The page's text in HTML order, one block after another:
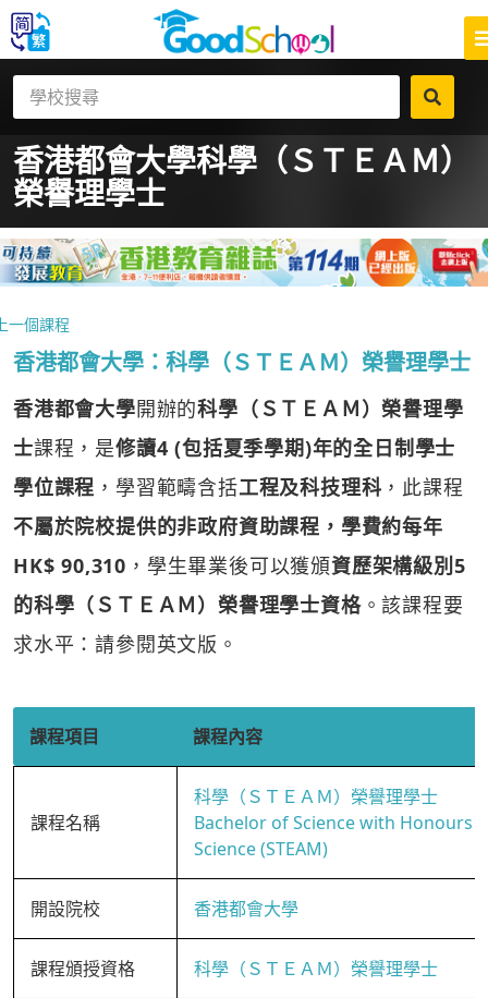
香港都會大學科學（ＳＴＥＡＭ）
榮譽理學士
一個課程
香港都會大學：科學（ＳＴＥＡＭ）榮譽理學士
香港都會大學開辦的科學（ＳＴＥＡＭ）榮譽理學
士課程，是修讀4 (包括夏季學期)年的全日制學士
學位課程 ，學習範疇含括工程及科技理科 ，此課程
不屬於院校提供的非政府資助課程，學費約每年
HK$ 90,310 ，學生畢業後可以獲頒資歷架構級別5
的科學（ＳＴＥＡＭ）榮譽理學士資格。該課程要
求水平：請參閱英文版。
課程項目 課程內容
課程名稱
科學（ＳＴＥＡＭ）榮譽理學士
Bachelor of Science with Honours
Science (STEAM)
開設院校 香港都會大學
課程頒授資格 科學（ＳＴＥＡＭ）榮譽理學士